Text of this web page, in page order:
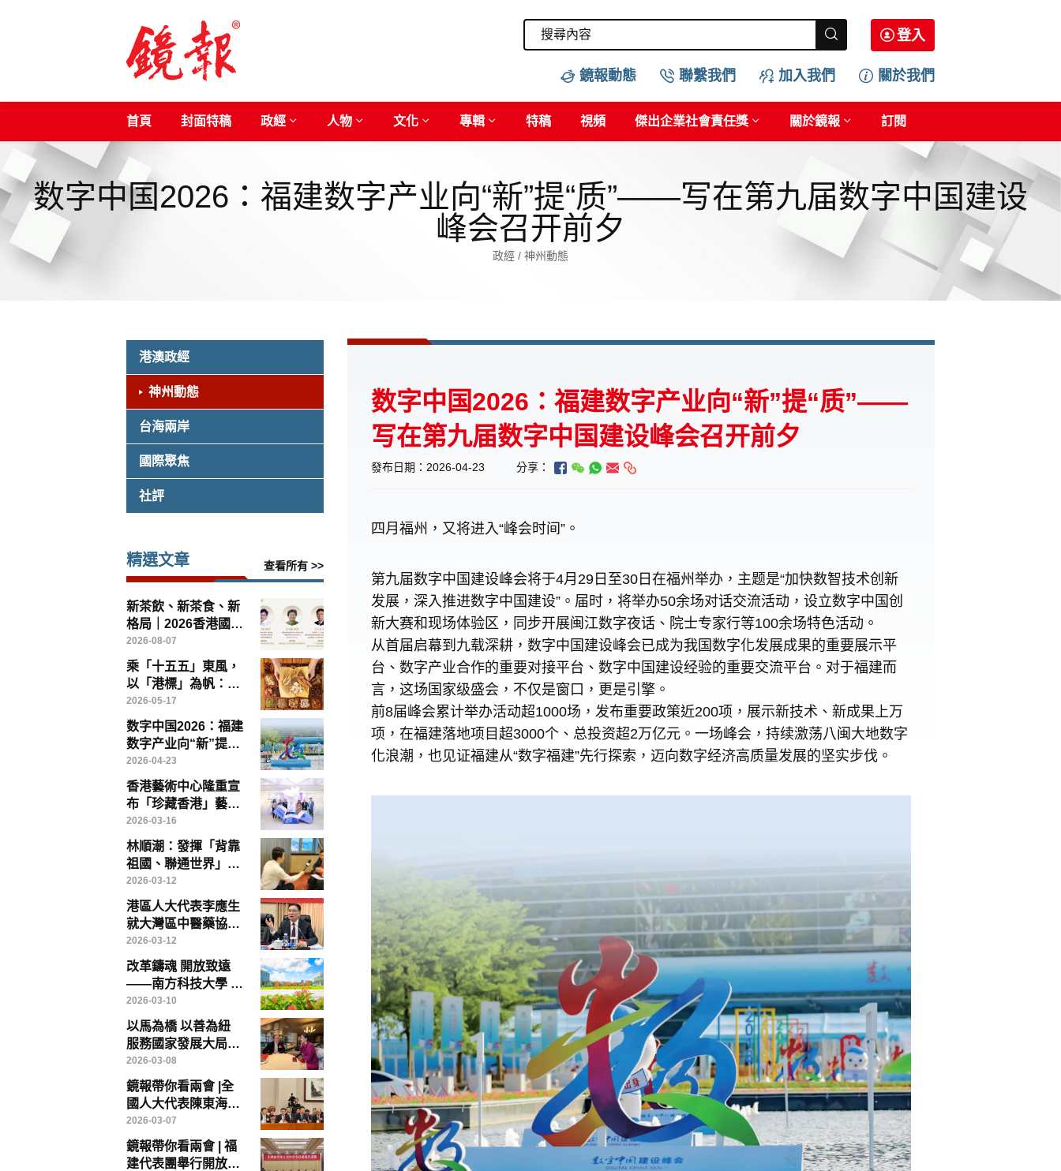
登入
鏡報動態 聯繫我們 加入我們 關於我們
首頁 封面特稿 政經 人物 文化 專輯 特稿 視頻 傑出企業社會責任獎 關於鏡報 訂閱
数字中国2026：福建数字产业向“新”提“质”——写在第九届数字中国建设
峰会召开前夕
政經 / 神州動態
港澳政經
神州動態
台海兩岸
國際聚焦
社評
精選文章 查看所有 >>
新茶飲、新茶食、新
格局｜2026香港國際
茶文化論壇8月14日
灣仔啟幕
2026-08-07
乘「十五五」東風，
以「港標」為帆：香
港如何引領中醫藥高
質量出海
2026-05-17
数字中国2026：福建
数字产业向“新”提
“质”——写在第九届
数字中国建设峰会召
开前夕
2026-04-23
香港藝術中心隆重宣
布「珍藏香港」藝術
博覽將於「藝術三
月」盛大登場
2026-03-16
林順潮：發揮「背靠
祖國、聯通世界」優
勢，香港醫療創新、
教育與醫療旅遊大有
可為
2026-03-12
港區人大代表李應生
就大灣區中醫藥協同
發展提出具體建議 倡
成立專責政策委員會
破解制度瓶頸
2026-03-12
改革鑄魂 開放致遠
——南方科技大學 中
國高等教育改革的範
本
2026-03-10
以馬為橋 以善為紐
服務國家發展大局
——香港鏡報專訪全
國政協常委、香港賽
馬會主席廖長江
2026-03-08
鏡報帶你看兩會 |全
國人大代表陳東海：
以台創園為載體，打
造兩岸農業融合發展
示範樣板
2026-03-07
鏡報帶你看兩會 | 福
建代表團舉行開放團
数字中国2026：福建数字产业向“新”提“质”——
写在第九届数字中国建设峰会召开前夕
發布日期：2026-04-23 分享：
四月福州，又将进入“峰会时间”。
第九届数字中国建设峰会将于4月29日至30日在福州举办，主题是“加快数智技术创新
发展，深入推进数字中国建设”。届时，将举办50余场对话交流活动，设立数字中国创
新大赛和现场体验区，同步开展闽江数字夜话、院士专家行等100余场特色活动。
从首届启幕到九载深耕，数字中国建设峰会已成为我国数字化发展成果的重要展示平
台、数字产业合作的重要对接平台、数字中国建设经验的重要交流平台。对于福建而
言，这场国家级盛会，不仅是窗口，更是引擎。
前8届峰会累计举办活动超1000场，发布重要政策近200项，展示新技术、新成果上万
项，在福建落地项目超3000个、总投资超2万亿元。一场峰会，持续激荡八闽大地数字
化浪潮，也见证福建从“数字福建”先行探索，迈向数字经济高质量发展的坚实步伐。